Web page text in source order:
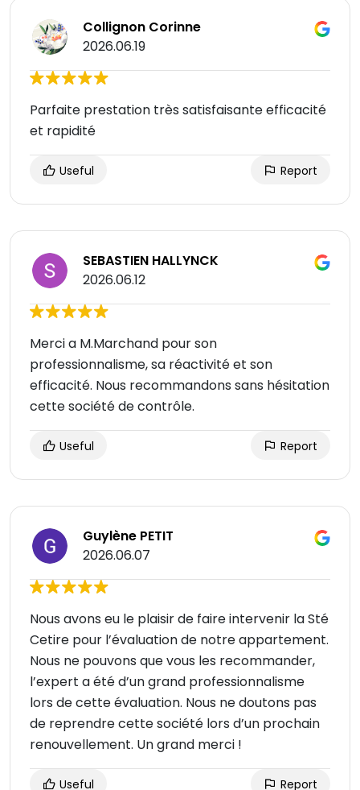
Collignon Corinne
2026.06.19
Parfaite prestation très satisfaisante efficacité
et rapidité
Useful Report
SEBASTIEN HALLYNCK
2026.06.12
Merci a M.Marchand pour son
professionnalisme, sa réactivité et son
efficacité. Nous recommandons sans hésitation
cette société de contrôle.
Useful Report
Guylène PETIT
2026.06.07
Nous avons eu le plaisir de faire intervenir la Sté
Cetire pour l’évaluation de notre appartement.
Nous ne pouvons que vous les recommander,
l’expert a été d’un grand professionnalisme
lors de cette évaluation. Nous ne doutons pas
de reprendre cette société lors d’un prochain
renouvellement. Un grand merci !
Useful Report